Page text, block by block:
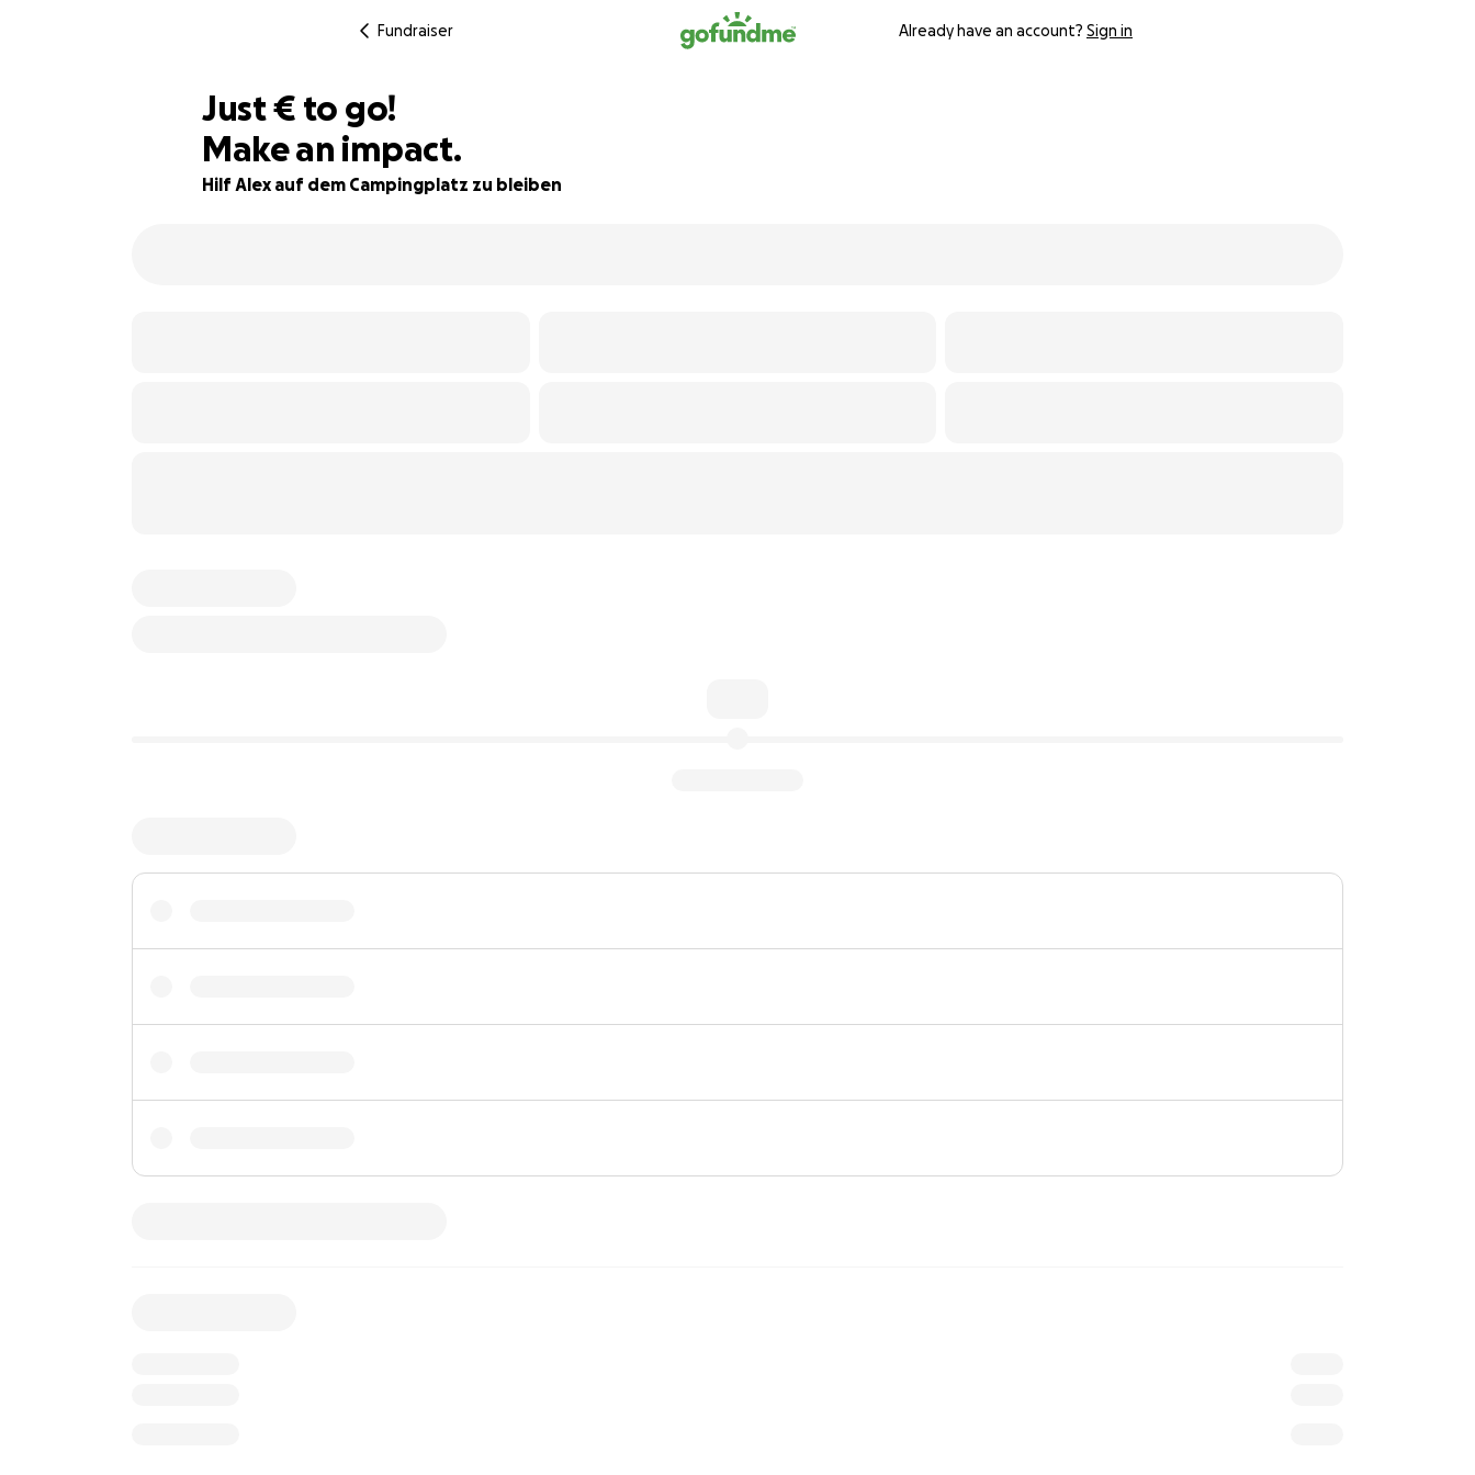
Fundraiser Already have an account? Sign in
57% complete
Just€475
€ to go!
Make an impact.
Hilf Alex auf dem Campingplatz zu bleiben